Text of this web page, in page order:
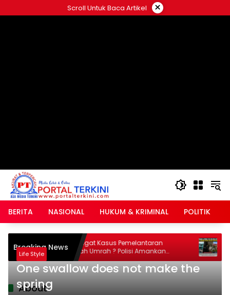
ke
Scroll Untuk Baca Artikel ×
BERITA NASIONAL HUKUM & KRIMINAL POLITIK
Breaking NewsMasih Ingat Kasus Pemelantaran
Jama’ah Umrah ? Polisi Amankan
Direktur PT Travelina Indonesia
About
Life Style
One swallow does not make the
spring